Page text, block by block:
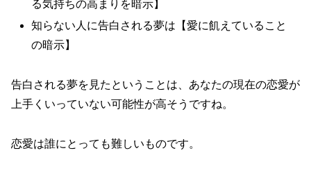
る気持ちの高まりを暗示】
知らない人に告白される夢は【愛に飢えていること
の暗示】
告白される夢を見たということは、あなたの現在の恋愛が
上手くいっていない可能性が高そうですね。
恋愛は誰にとっても難しいものです。